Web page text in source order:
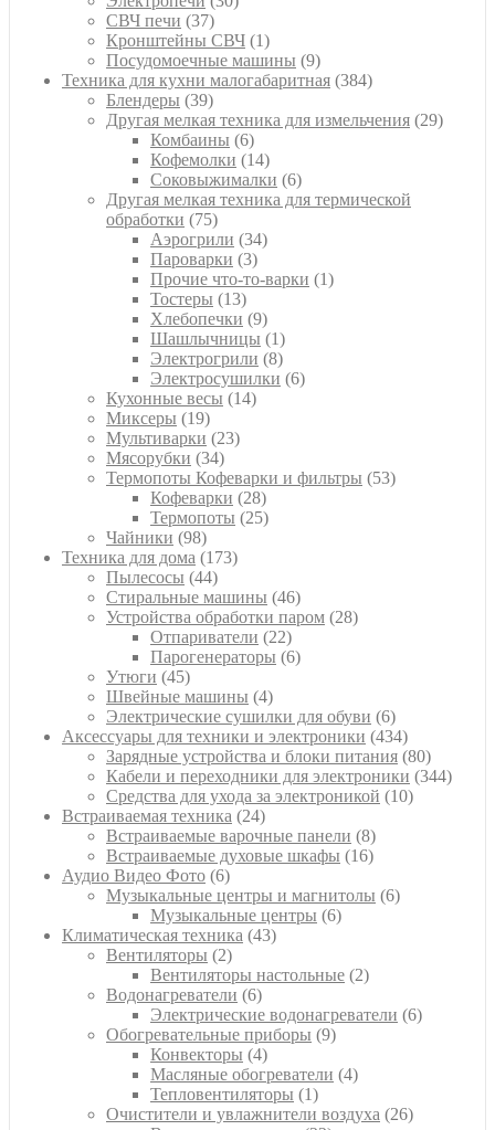
СВЧ печи 3737
товаров
Кронштейны СВЧ 11
товар
Посудомоечные машины 99
товаров
Техника для кухни малогабаритная 384384
Блендеры 3939
товаров
Другая мелкая техника для измельчения 2929
Комбаины 66
товаров
Кофемолки 1414
товаров
Соковыжималки 66
товаров
Другая мелкая техника для термической
обработки
7575
товаров
Аэрогрили 3434
Пароварки 33
товара
Прочие что-то-варки 11
Тостеры 1313
товаров
Хлебопечки 99
товаров
Шашлычницы 11
товар
Электрогрили 88
товаров
Электросушилки 66
Кухонные весы 1414
Миксеры 1919
товаров
Мультиварки 2323
Мясорубки 3434
товара
Термопоты Кофеварки и фильтры 5353
Кофеварки 2828
товаров
Термопоты 2525
Чайники 9898
товаров
Техника для дома 173173
Пылесосы 4444
товара
Стиральные машины 4646
товаров
Устройства обработки паром 2828
Отпариватели 2222
товара
Парогенераторы 66
Утюги 4545
товаров
Швейные машины 44
товара
Электрические сушилки для обуви 66
товаров
Аксессуары для техники и электроники 434434
товара
Зарядные устройства и блоки питания 8080
товаров
Кабели и переходники для электроники 344344
Средства для ухода за электроникой 1010
Встраиваемая техника 2424
товара
Встраиваемые варочные панели 88
товаров
Встраиваемые духовые шкафы 1616
Аудио Видео Фото 66
товаров
Музыкальные центры и магнитолы 66
Музыкальные центры 66
Климатическая техника 4343
Вентиляторы 22
товара
Вентиляторы настольные 22
Водонагреватели 66
товаров
Электрические водонагреватели 66
Обогревательные приборы 99
Конвекторы 44
товара
Масляные обогреватели 44
Тепловентиляторы 11
товар
Очистители и увлажнители воздуха 2626